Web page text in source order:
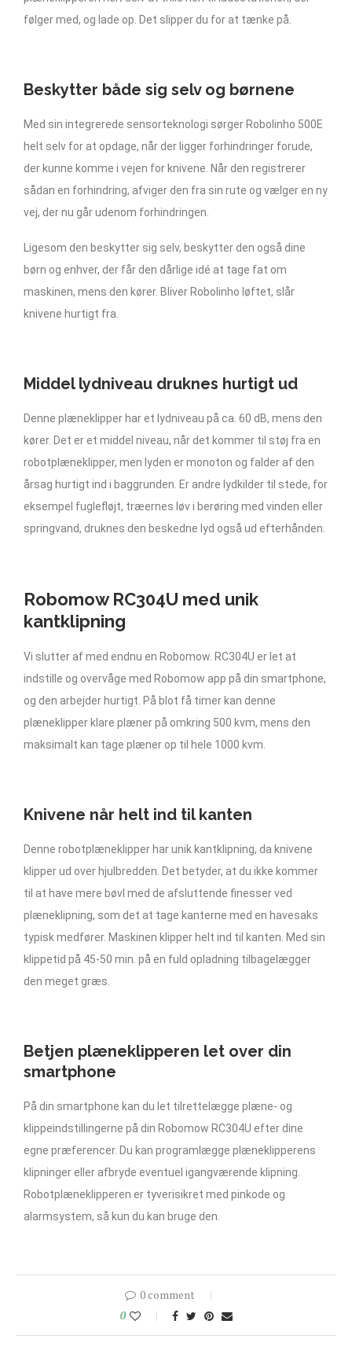
følger med, og lade op. Det slipper du for at tænke på.
Beskytter både sig selv og børnene
Med sin integrerede sensorteknologi sørger Robolinho 500E
helt selv for at opdage, når der ligger forhindringer forude,
der kunne komme i vejen for knivene. Når den registrerer
sådan en forhindring, afviger den fra sin rute og vælger en ny
vej, der nu går udenom forhindringen.
Ligesom den beskytter sig selv, beskytter den også dine
børn og enhver, der får den dårlige idé at tage fat om
maskinen, mens den kører. Bliver Robolinho løftet, slår
knivene hurtigt fra.
Middel lydniveau druknes hurtigt ud
Denne plæneklipper har et lydniveau på ca. 60 dB, mens den
kører. Det er et middel niveau, når det kommer til støj fra en
robotplæneklipper, men lyden er monoton og falder af den
årsag hurtigt ind i baggrunden. Er andre lydkilder til stede, for
eksempel fuglefløjt, træernes løv i berøring med vinden eller
springvand, druknes den beskedne lyd også ud efterhånden.
Robomow RC304U med unik
kantklipning
Vi slutter af med endnu en Robomow. RC304U er let at
indstille og overvåge med Robomow app på din smartphone,
og den arbejder hurtigt. På blot få timer kan denne
plæneklipper klare plæner på omkring 500 kvm, mens den
maksimalt kan tage plæner op til hele 1000 kvm.
Knivene når helt ind til kanten
Denne robotplæneklipper har unik kantklipning, da knivene
klipper ud over hjulbredden. Det betyder, at du ikke kommer
til at have mere bøvl med de afsluttende finesser ved
plæneklipning, som det at tage kanterne med en havesaks
typisk medfører. Maskinen klipper helt ind til kanten. Med sin
klippetid på 45-50 min. på en fuld opladning tilbagelægger
den meget græs.
Betjen plæneklipperen let over din
smartphone
På din smartphone kan du let tilrettelægge plæne- og
klippeindstillingerne på din Robomow RC304U efter dine
egne præferencer. Du kan programlægge plæneklipperens
klipninger eller afbryde eventuel igangværende klipning.
Robotplæneklipperen er tyverisikret med pinkode og
alarmsystem, så kun du kan bruge den.
0 comment
0